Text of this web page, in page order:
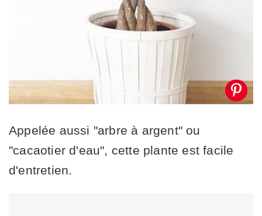
Appelée aussi "arbre à argent" ou
"cacaotier d'eau", cette plante est facile
d'entretien.